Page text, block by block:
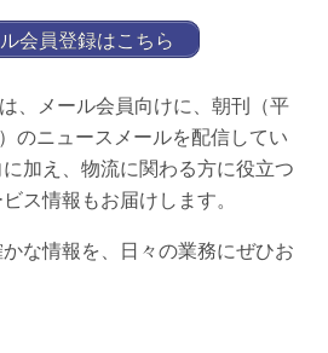
会員登録はこちら
、メール会員向けに、朝刊（平
のニュースメールを配信してい
加え、物流に関わる方に役立つ
ス情報もお届けします。
な情報を、日々の業務にぜひお